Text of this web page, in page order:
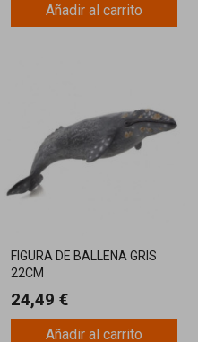
Añadir al carrito
FIGURA DE BALLENA GRIS
22CM
24,49 €
Añadir al carrito